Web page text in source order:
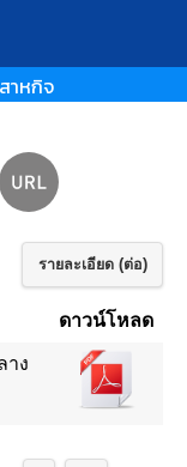
าหกิจ
รายละเอียด (ต่อ)
ดาวน์โหลด
าง